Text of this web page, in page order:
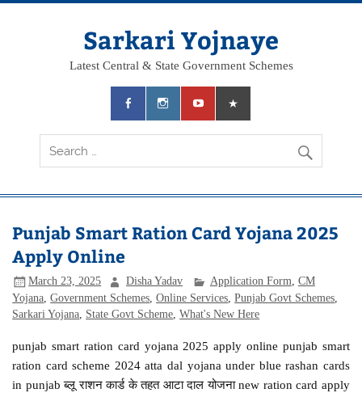
Skip
Sarkari Yojnaye
Latest Central & State Government Schemes
Punjab Smart Ration Card Yojana 2025
Apply Online
March 23, 2025 Disha Yadav Application Form CM
Yojana ,Government Schemes ,Online Services ,Punjab Govt Schemes
Sarkari Yojana State Govt Scheme ,What's New Here
punjab smart ration card yojana 2025 apply online punjab smart
ration card scheme 2024 atta dal yojana under blue rashan cards
in punjab ब्लू राशन कार्ड के तहत आटा दाल योजना new ration card apply